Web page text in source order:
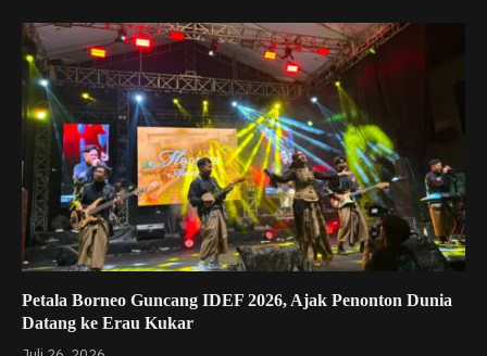
Petala Borneo Guncang IDEF 2026, Ajak Penonton Dunia
Datang ke Erau Kukar